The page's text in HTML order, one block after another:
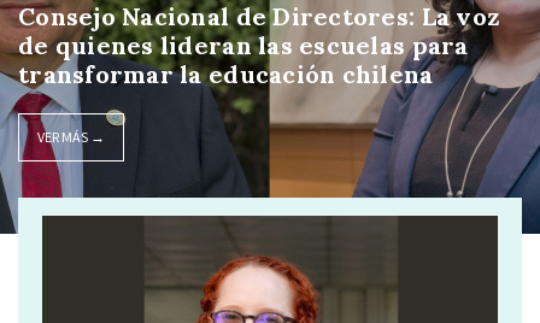
Consejo Nacional de Directores: La voz
de quienes lideran las escuelas para
transformar la educación chilena
VER MÁS →